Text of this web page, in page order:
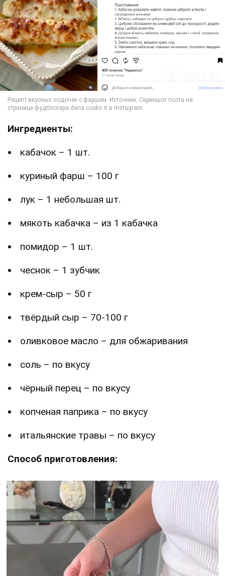
Ингредиенты:
кабачок – 1 шт.
куриный фарш – 100 г
лук – 1 небольшая шт.
мякоть кабачка – из 1 кабачка
помидор – 1 шт.
чеснок – 1 зубчик
крем-сыр – 50 г
твёрдый сыр – 70-100 г
оливковое масло – для обжаривания
соль – по вкусу
чёрный перец – по вкусу
копченая паприка – по вкусу
итальянские травы – по вкусу
Способ приготовления: